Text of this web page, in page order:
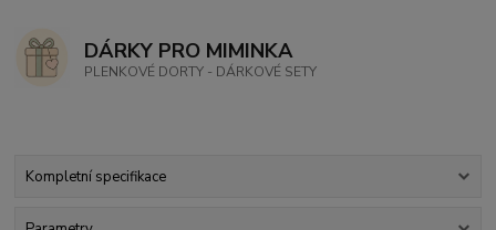
DÁRKY PRO MIMINKA
PLENKOVÉ DORTY - DÁRKOVÉ SETY
Kompletní specifikace